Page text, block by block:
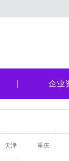
企业
天津 重庆